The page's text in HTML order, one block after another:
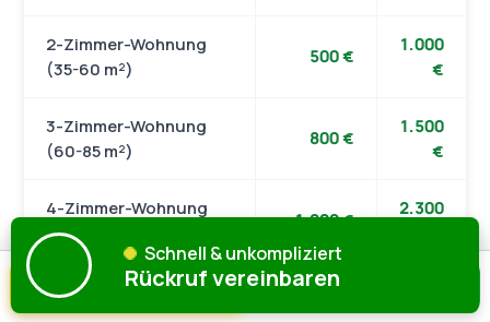
2-Zimmer-Wohnung
(35-60 m²)
500 €
1.000
€
3-Zimmer-Wohnung
(60-85 m²)
800 €
1.500
€
4-Zimmer-Wohnung
(85-120 m²)
1.200 €
2.300
Einfamilienhaus
(komplett)
€
☎ Anrufen 📝 Anfragen
Schnell & unkompliziert
Rückruf vereinbaren